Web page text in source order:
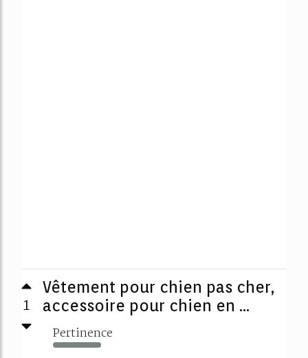
1
Vêtement pour chien pas cher,
accessoire pour chien en ...
Pertinence
577%